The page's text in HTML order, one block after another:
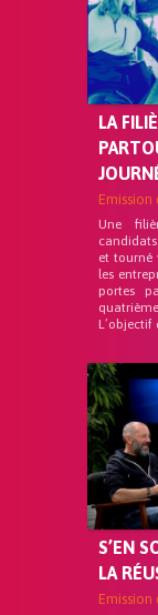
LA
Emission
Une
et tourné
les
portes
L’objectif
S’EN
LA
Emission